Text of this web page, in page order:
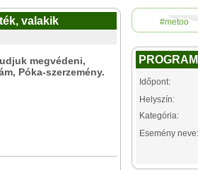
valakik
megvédeni,
Póka-szerzemény.
#metoo
Időpont:
Helyszín:
Kategória:
Esemény neve: